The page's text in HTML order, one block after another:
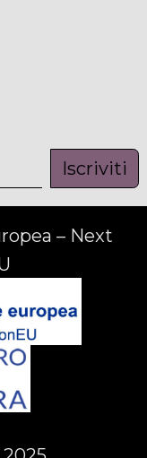
Iscriviti
– Next